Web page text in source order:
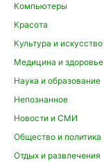
Компьютеры
Красота
Культура и искусство
Медицина и здоровье
Наука и образование
Непознанное
Новости и СМИ
Общество и политика
Отдых и развлечения